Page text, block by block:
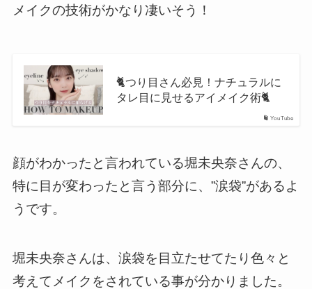
メイクの技術がかなり凄いそう！
YouTube
🐈つり目さん必見！ナチュラルに
タレ目に見せるアイメイク術🐈
顔がわかったと言われている堀未央奈さんの、
特に目が変わったと言う部分に、”涙袋”があるよ
うです。
堀未央奈さんは、涙袋を目立たせてたり色々と
考えてメイクをされている事が分かりました。